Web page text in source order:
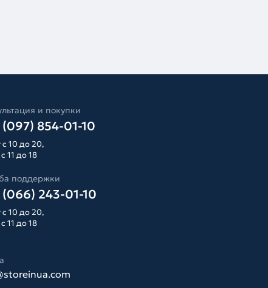
и покупки
854-01-10
10 до 20,
11 до 18
поддержки
243-01-10
10 до 20,
11 до 18